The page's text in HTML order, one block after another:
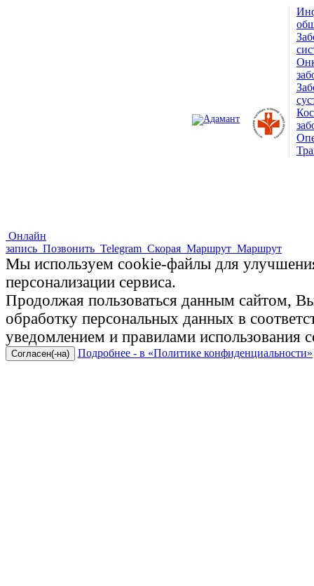
Онлайн
запись Позвонить Telegram Скорая Маршрут Маршрут
Мы используем cookie-файлы для
персонализации сервиса.
Продолжая пользоваться данным сайтом, Вы
обработку персональных данных в
уведомлением и правилами использования
Согласен(-на) Подробнее - в «Политике конфиденциальности»